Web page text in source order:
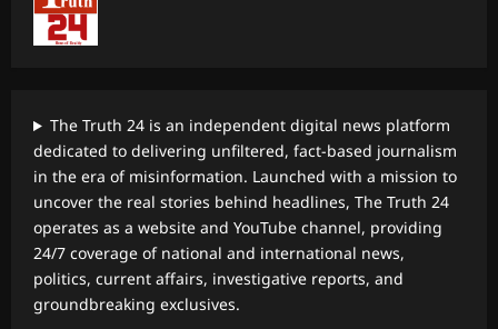
The Truth 24 is an independent digital news platform
dedicated to delivering unfiltered, fact-based journalism
in the era of misinformation. Launched with a mission to
uncover the real stories behind headlines, The Truth 24
operates as a website and YouTube channel, providing
24/7 coverage of national and international news,
politics, current affairs, investigative reports, and
groundbreaking exclusives.